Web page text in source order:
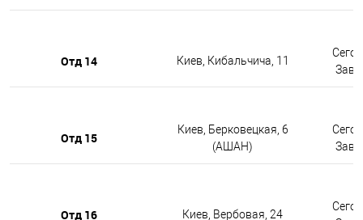
Отд 14 Киев, Кибальчича, 11
Отд 15
Киев, Берковецкая, 6
(АШАН)
Отд 16 Киев, Вербовая, 24